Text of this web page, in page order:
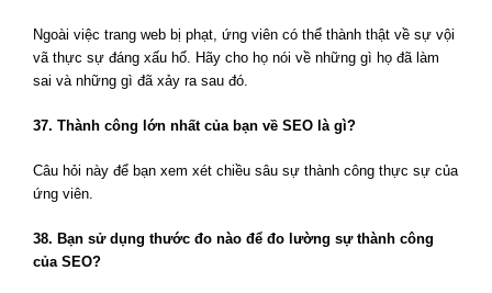
Ngoài việc trang web bị phạt, ứng viên có thể thành thật về sự vội
vã thực sự đáng xấu hổ. Hãy cho họ nói về những gì họ đã làm
sai và những gì đã xảy ra sau đó.
37. Thành công lớn nhất của bạn về SEO là gì?
Câu hỏi này để bạn xem xét chiều sâu sự thành công thực sự của
ứng viên.
38. Bạn sử dụng thước đo nào để đo lường sự thành công
của SEO?